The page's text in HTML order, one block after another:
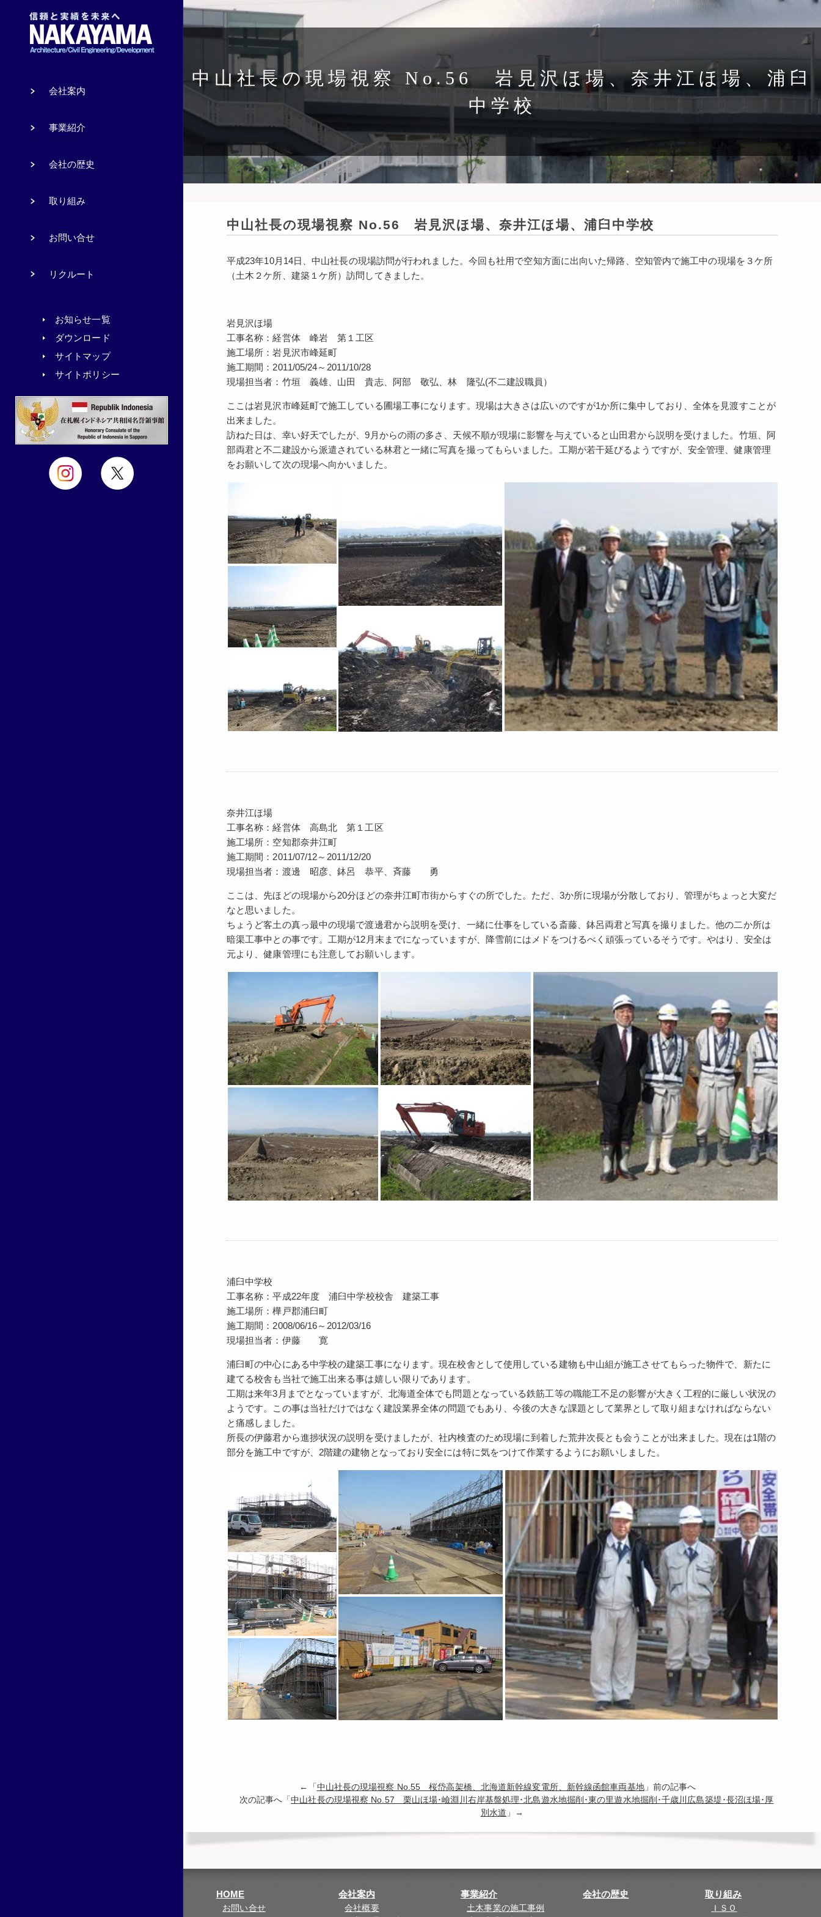
中山社長の現場視察 No.56 岩見沢ほ場、奈井江ほ場、浦臼
中学校
中山社長の現場視察 No.56 岩見沢ほ場、奈井江ほ場、浦臼中学校
平成23年10月14日、中山社長の現場訪問が行われました。今回も社用で空知方面に出向いた帰路、空知管内で施工中の現場を３ケ所
（土木２ケ所、建築１ケ所）訪問してきました。
岩見沢ほ場
工事名称：経営体 峰岩 第１工区
施工場所：岩見沢市峰延町
施工期間：2011/05/24～2011/10/28
現場担当者：竹垣 義雄、山田 貴志、阿部 敬弘、林 隆弘(不二建設職員）
ここは岩見沢市峰延町で施工している圃場工事になります。現場は大きさは広いのですが1か所に集中しており、全体を見渡すことが
出来ました。
訪ねた日は、幸い好天でしたが、9月からの雨の多さ、天候不順が現場に影響を与えていると山田君から説明を受けました。竹垣、阿
部両君と不二建設から派遣されている林君と一緒に写真を撮ってもらいました。工期が若干延びるようですが、安全管理、健康管理
をお願いして次の現場へ向かいました。
奈井江ほ場
工事名称：経営体 高島北 第１工区
施工場所：空知郡奈井江町
施工期間：2011/07/12～2011/12/20
現場担当者：渡邊 昭彦、鉢呂 恭平、斉藤 勇
ここは、先ほどの現場から20分ほどの奈井江町市街からすぐの所でした。ただ、3か所に現場が分散しており、管理がちょっと大変だ
なと思いました。
ちょうど客土の真っ最中の現場で渡邊君から説明を受け、一緒に仕事をしている斎藤、鉢呂両君と写真を撮りました。他の二か所は
暗渠工事中との事です。工期が12月末までになっていますが、降雪前にはメドをつけるべく頑張っているそうです。やはり、安全は
元より、健康管理にも注意してお願いします。
浦臼中学校
工事名称：平成22年度 浦臼中学校校舎 建築工事
施工場所：樺戸郡浦臼町
施工期間：2008/06/16～2012/03/16
現場担当者：伊藤 寛
浦臼町の中心にある中学校の建築工事になります。現在校舎として使用している建物も中山組が施工させてもらった物件で、新たに
建てる校舎も当社で施工出来る事は嬉しい限りであります。
工期は来年3月までとなっていますが、北海道全体でも問題となっている鉄筋工等の職能工不足の影響が大きく工程的に厳しい状況の
ようです。この事は当社だけではなく建設業界全体の問題でもあり、今後の大きな課題として業界として取り組まなければならない
と痛感しました。
所長の伊藤君から進捗状況の説明を受けましたが、社内検査のため現場に到着した荒井次長とも会うことが出来ました。現在は1階の
部分を施工中ですが、2階建の建物となっており安全には特に気をつけて作業するようにお願いしました。
←「 中山社長の現場視察 No.55 桜岱高架橋、北海道新幹線変電所、新幹線函館車両基地」前の記事へ
次の記事へ「中山社長の現場視察 No.57 栗山ほ場･嶮淵川右岸基盤処理･北島遊水地掘削･東の里遊水地掘削･千歳川広島築堤･長沼ほ場･厚
別水道 」→
HOME
お問い合せ
会社案内
会社概要
事業紹介
土木事業の施工事例
会社の歴史 取り組み
ＩＳＯ
会社案内
事業紹介
会社の歴史
取り組み
お問い合せ
リクルート
お知らせ一覧
ダウンロード
サイトマップ
サイトポリシー